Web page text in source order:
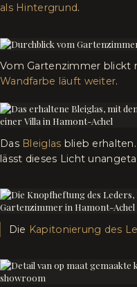
als Hintergrund.
Vom Gartenzimmer blickt
Wandfarbe läuft weiter.
Das Bleiglas blieb
lässt dieses Licht
Die Kapitonierung des